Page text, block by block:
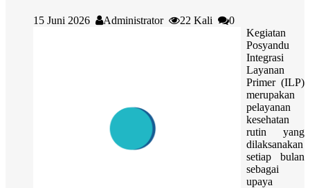
15 Juni 2026 Administrator 22 Kali
0
Kegiatan
Posyandu
Integrasi
Layanan
Primer (ILP)
merupakan
pelayanan
kesehatan
rutin yang
dilaksanakan
setiap bulan
sebagai
upaya